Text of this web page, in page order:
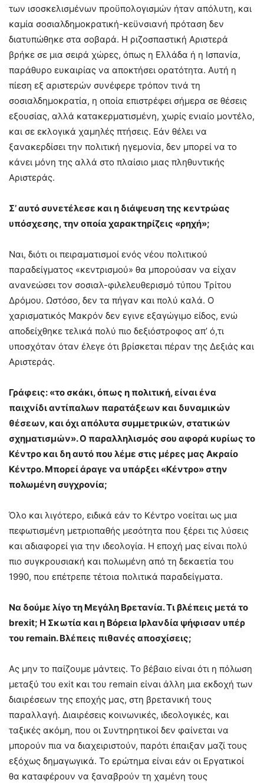
των ισοσκελισμένων προϋπολογισμών ήταν απόλυτη, και
καμία σοσιαλδημοκρατική-κεϋνσιανή πρόταση δεν
διατυπώθηκε στα σοβαρά. Η ριζοσπαστική Αριστερά
βρήκε σε μια σειρά χώρες, όπως η Ελλάδα ή η Ισπανία,
παράθυρο ευκαιρίας να αποκτήσει ορατότητα. Αυτή η
πίεση εξ αριστερών συνέφερε τρόπον τινά τη
σοσιαλδημοκρατία, η οποία επιστρέφει σήμερα σε θέσεις
εξουσίας, αλλά κατακερματισμένη, χωρίς ενιαίο μοντέλο,
και σε εκλογικά χαμηλές πτήσεις. Εάν θέλει να
ξανακερδίσει την πολιτική ηγεμονία, δεν μπορεί να το
κάνει μόνη της αλλά στο πλαίσιο μιας πληθυντικής
Αριστεράς.
Σ’ αυτό συνετέλεσε και η διάψευση της κεντρώας
υπόσχεσης, την οποία χαρακτηρίζεις «ρηχή»;
Ναι, διότι οι πειραματισμοί ενός νέου πολιτικού
παραδείγματος «κεντρισμού» θα μπορούσαν να είχαν
ανανεώσει τον σοσιαλ-φιλελευθερισμό τύπου Τρίτου
Δρόμου. Ωστόσο, δεν τα πήγαν και πολύ καλά. Ο
χαρισματικός Μακρόν δεν εγινε εξαγώγιμο είδος, ενώ
αποδείχθηκε τελικά πολύ πιο δεξιόστροφος απ’ ό,τι
υποσχόταν όταν έλεγε ότι βρίσκεται πέραν της Δεξιάς και
Αριστεράς.
Γράφεις: «το σκάκι, όπως η πολιτική, είναι ένα
παιχνίδι αντίπαλων παρατάξεων και δυναμικών
θέσεων, και όχι απόλυτα συμμετρικών, στατικών
σχηματισμών». Ο παραλληλισμός σου αφορά κυρίως το
Κέντρο και δη αυτό που λέμε στις μέρες μας Ακραίο
Κέντρο. Μπορεί άραγε να υπάρξει «Κέντρο» στην
πολωμένη συγχρονία;
Όλο και λιγότερο, ειδικά εάν το Κέντρο νοείται ως μια
πεφωτισμένη μετριοπαθής μεσότητα που ξέρει τις λύσεις
και αδιαφορεί για την ιδεολογία. Η εποχή μας είναι πολύ
πιο συγκρουσιακή και πολωμένη από τη δεκαετία του
1990, που επέτρεπε τέτοια πολιτικά παραδείγματα.
Να δούμε λίγο τη Μεγάλη Βρετανία. Τι βλέπεις μετά το
brexit; Η Σκωτία και η Βόρεια Ιρλανδία ψήφισαν υπέρ
του remain. Βλέπεις πιθανές αποσχίσεις;
Ας μην το παίζουμε μάντεις. Το βέβαιο είναι ότι η πόλωση
μεταξύ του exit και του remain είναι άλλη μια εκδοχή των
διαιρέσεων της εποχής μας, στη βρετανική τους
παραλλαγή. Διαιρέσεις κοινωνικές, ιδεολογικές, και
ταξικές ακόμη, που οι Συντηρητικοί δεν φαίνεται να
μπορούν πια να διαχειριστούν, παρότι έπαιξαν μαζί τους
εξόχως δημαγωγικά. Το ερώτημα είναι εάν οι Εργατικοί
θα καταφέρουν να ξαναβρούν τη χαμένη τους